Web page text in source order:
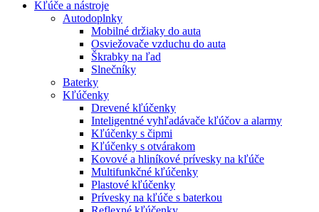
Kľúče a nástroje
Autodoplnky
Mobilné držiaky do auta
Osviežovače vzduchu do auta
Škrabky na ľad
Slnečníky
Baterky
Kľúčenky
Drevené kľúčenky
Inteligentné vyhľadávače kľúčov a alarmy
Kľúčenky s čipmi
Kľúčenky s otvárakom
Kovové a hliníkové prívesky na kľúče
Multifunkčné kľúčenky
Plastové kľúčenky
Prívesky na kľúče s baterkou